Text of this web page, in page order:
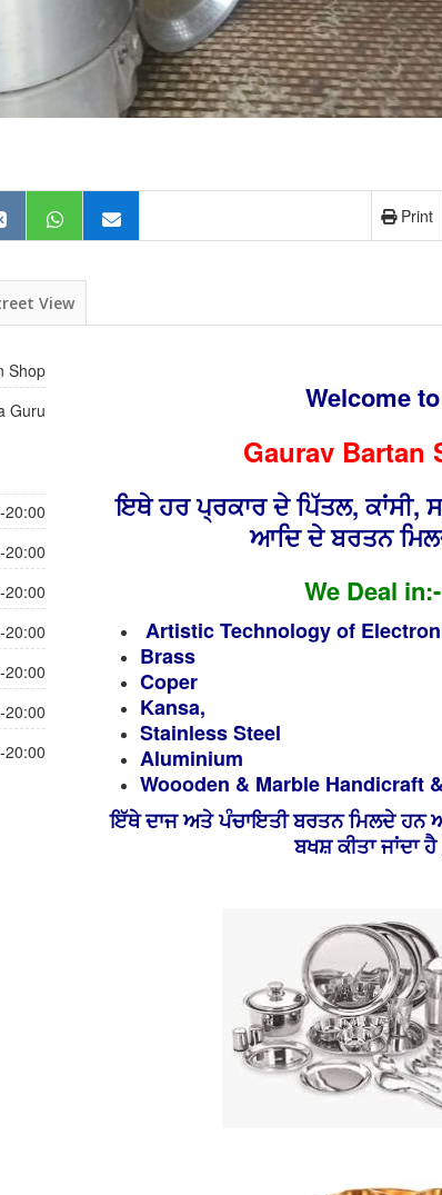
Print
View
Shop
Guru
20:00
20:00
20:00
20:00
20:00
20:00
20:00
Welcome to
Gaurav Bartan
ਇਥੇ ਹਰ ਪ੍ਰਕਾਰ ਦੇ ਪਿੱਤਲ, ਕਾਂਸੀ,
ਆਦਿ ਦੇ ਬਰਤਨ
We Deal in:-
Artistic Technology of
Brass
Coper
Kansa,
Stainless Steel
Aluminium
Woooden & Marble Handicraft
ਇੱਥੇ ਦਾਜ ਅਤੇ ਪੰਚਾਇਤੀ ਬਰਤਨ ਮਿਲਦੇ ਹਨ
ਬਖਸ਼ ਕੀਤਾ ਜਾਂਦਾ